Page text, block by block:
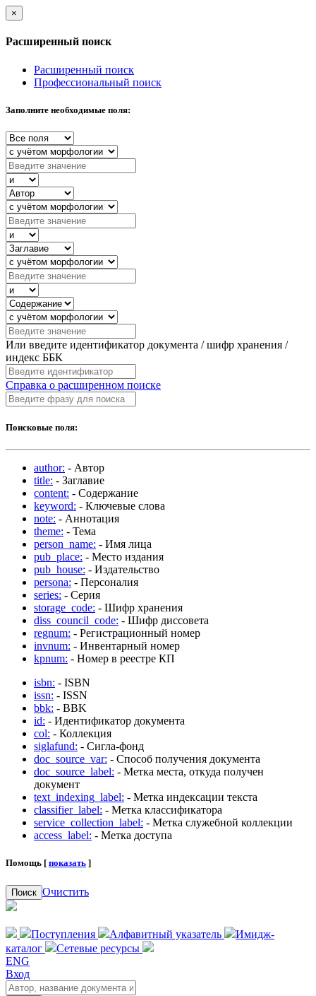
×
Расширенный поиск
Расширенный поиск
Профессиональный поиск
Заполните необходимые поля:
Или введите идентификатор документа / шифр хранения /
индекс ББК
Справка о расширенном поиске
Поисковые поля:
author: - Автор
title: - Заглавие
content: - Содержание
keyword: - Ключевые слова
note: - Аннотация
theme: - Тема
person_name: - Имя лица
pub_place: - Место издания
pub_house: - Издательство
persona: - Персоналия
series: - Серия
storage_code: - Шифр хранения
diss_council_code: - Шифр диссовета
regnum: - Регистрационный номер
invnum: - Инвентарный номер
kpnum: - Номер в реестре КП
isbn: - ISBN
issn: - ISSN
bbk: - BBK
id: - Идентификатор документа
col: - Коллекция
siglafund: - Сигла-фонд
doc_source_var: - Способ получения документа
doc_source_label: - Метка места, откуда получен
документ
text_indexing_label: - Метка индексации текста
classifier_label: - Метка классификатора
service_collection_label: - Метка служебной коллекции
access_label: - Метка доступа
Помощь [ показать ]
Поиск Очистить
Поступления Алфавитный указатель
Имидж-
каталог
Сетевые ресурсы
ENG
Вход